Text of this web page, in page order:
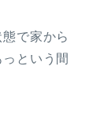
で家から
という間